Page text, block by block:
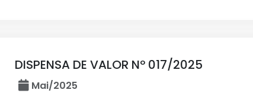
DISPENSA DE VALOR Nº 017/2025
Mai/2025